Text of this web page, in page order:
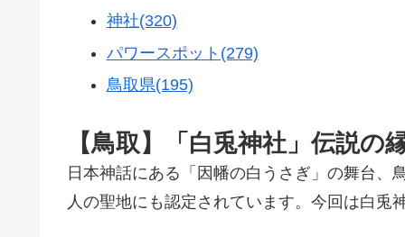
神社(320)
パワースポット(279)
鳥取県(195)
【鳥取】「白兎神社」伝説
日本神話にある「因幡の白うさぎ」の舞台
人の聖地にも認定されています。今回は白